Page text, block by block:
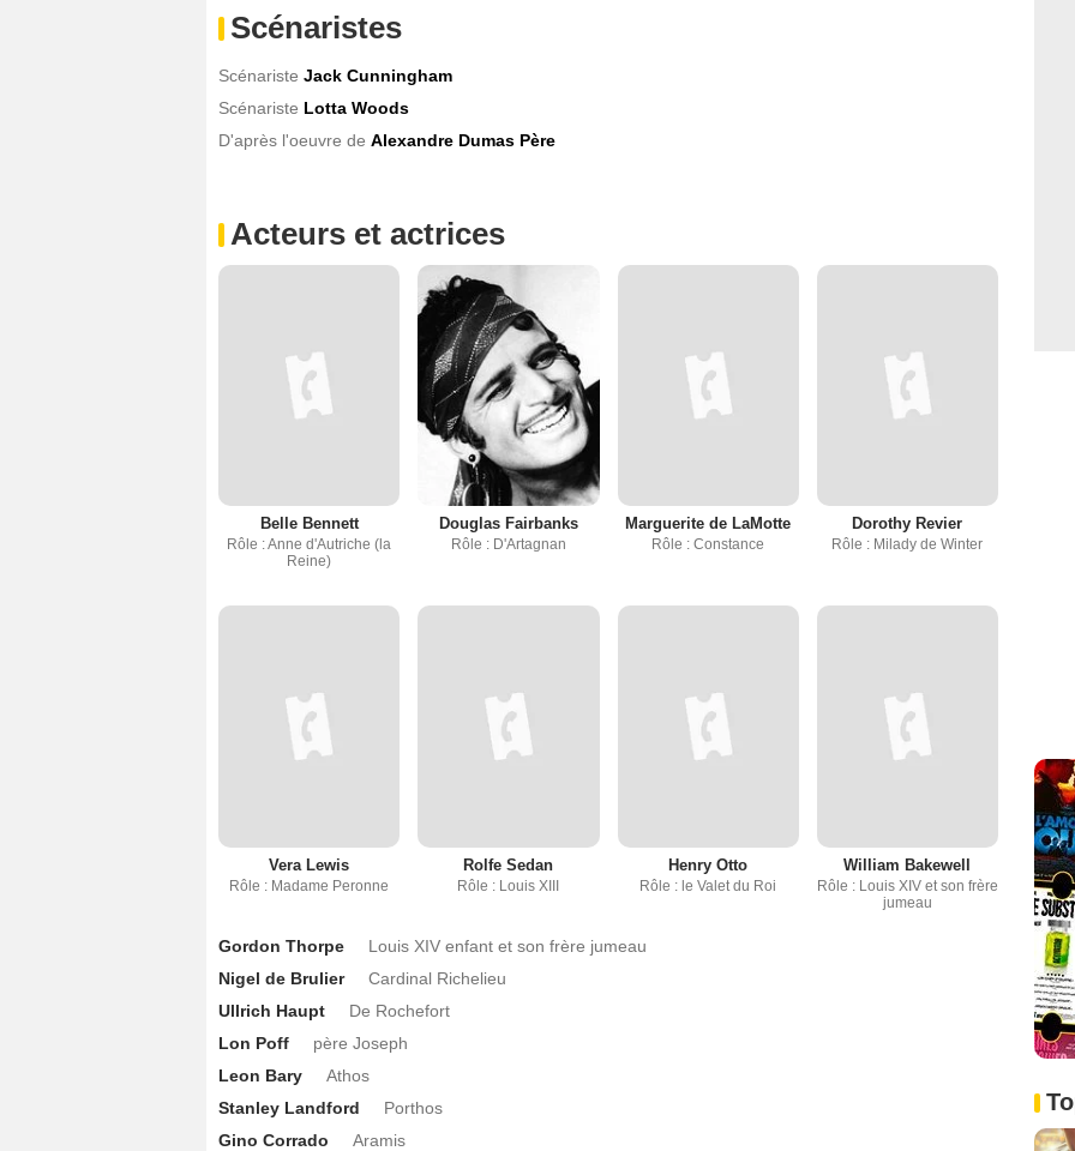
Scénaristes
Scénariste Jack Cunningham
Scénariste Lotta Woods
D'après l'oeuvre de Alexandre Dumas Père
Acteurs et actrices
Belle Bennett
Rôle : Anne d'Autriche (la
Reine)
Douglas Fairbanks
Rôle : D'Artagnan
Marguerite de LaMotte
Rôle : Constance
Dorothy Revier
Rôle : Milady de Winter
Vera Lewis
Rôle : Madame Peronne
Rolfe Sedan
Rôle : Louis XIII
Henry Otto
Rôle : le Valet du Roi
William Bakewell
Rôle : Louis XIV et son frère
jumeau
Gordon Thorpe
Louis XIV enfant et son frère jumeau
Nigel de Brulier
Cardinal Richelieu
Ullrich Haupt
De Rochefort
Lon Poff
père Joseph
Leon Bary
Athos
Stanley Landford
Porthos
Gino Corrado
Aramis